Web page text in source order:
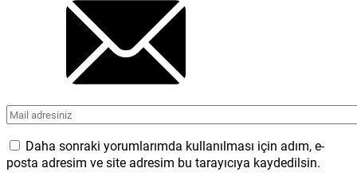
Daha sonraki yorumlarımda kullanılması için adım, e-
posta adresim ve site adresim bu tarayıcıya kaydedilsin.